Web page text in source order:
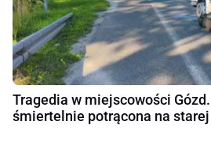
Tragedia w miejscowości
śmiertelnie potrącona na